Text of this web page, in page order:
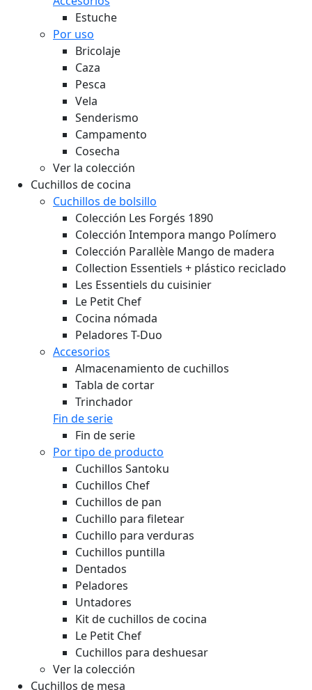
Estuche
Por uso
Bricolaje
Caza
Pesca
Vela
Senderismo
Campamento
Cosecha
Ver la colección
Cuchillos de cocina
Cuchillos de bolsillo
Colección Les Forgés 1890
Colección Intempora mango Polímero
Colección Parallèle Mango de madera
Collection Essentiels + plástico reciclado
Les Essentiels du cuisinier
Le Petit Chef
Cocina nómada
Peladores T-Duo
Accesorios
Almacenamiento de cuchillos
Tabla de cortar
Trinchador
Fin de serie
Fin de serie
Por tipo de producto
Cuchillos Santoku
Cuchillos Chef
Cuchillos de pan
Cuchillo para filetear
Cuchillo para verduras
Cuchillos puntilla
Dentados
Peladores
Untadores
Kit de cuchillos de cocina
Le Petit Chef
Cuchillos para deshuesar
Ver la colección
Cuchillos de mesa